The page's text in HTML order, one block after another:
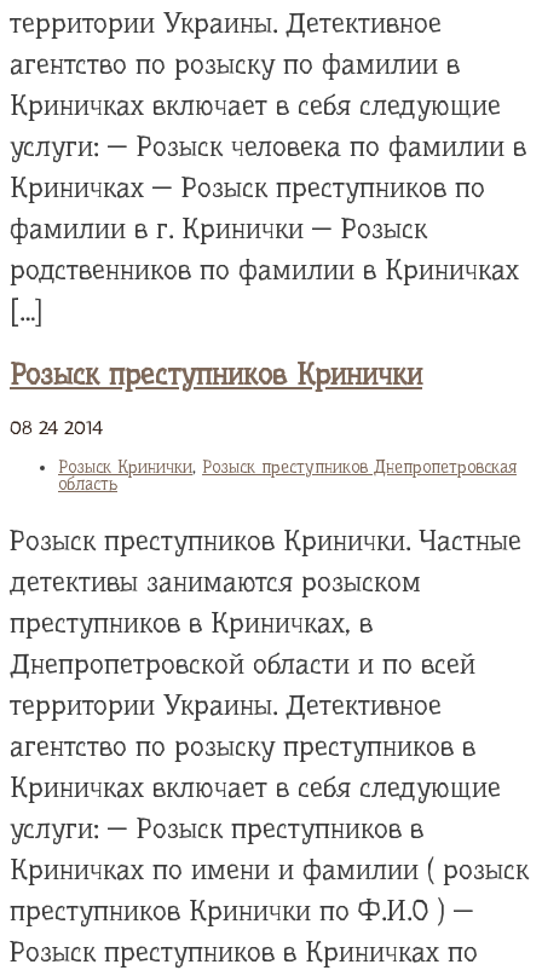
территории Украины. Детективное
агентство по розыску по фамилии в
Криничках включает в себя следующие
услуги: — Розыск человека по фамилии в
Криничках — Розыск преступников по
фамилии в г. Кринички — Розыск
родственников по фамилии в Криничках
[…]
Розыск преступников Кринички
08 24 2014
Розыск Кринички, Розыск преступников Днепропетровская
область
Розыск преступников Кринички. Частные
детективы занимаются розыском
преступников в Криничках, в
Днепропетровской области и по всей
территории Украины. Детективное
агентство по розыску преступников в
Криничках включает в себя следующие
услуги: — Розыск преступников в
Криничках по имени и фамилии ( розыск
преступников Кринички по Ф.И.О ) —
Розыск преступников в Криничках по